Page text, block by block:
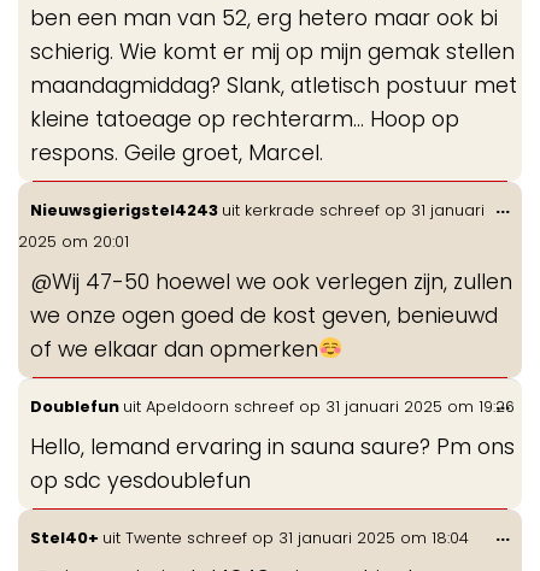
ben een man van 52, erg hetero maar ook bi
schierig. Wie komt er mij op mijn gemak stellen
maandagmiddag? Slank, atletisch postuur met
kleine tatoeage op rechterarm… Hoop op
respons. Geile groet, Marcel.
Nieuwsgierigstel4243 uit kerkrade schreef op 31 januari
2025 om 20:01
@Wij 47-50 hoewel we ook verlegen zijn, zullen
we onze ogen goed de kost geven, benieuwd
of we elkaar dan opmerken
...
Doublefun uit Apeldoorn schreef op 31 januari 2025 om 19:26
Hello, Iemand ervaring in sauna saure? Pm ons
op sdc yesdoublefun
...
Stel40+ uit Twente schreef op 31 januari 2025 om 18:04 ...